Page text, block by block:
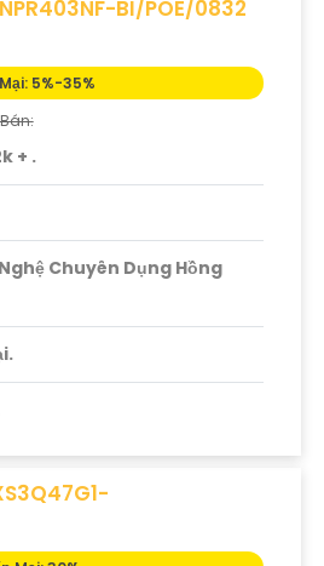
BI/POE/0832
5%-35%
+ .
Chuyên Dụng Hồng